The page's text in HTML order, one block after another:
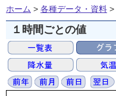
ホーム > 各種データ・資料 >
１時間ごとの値